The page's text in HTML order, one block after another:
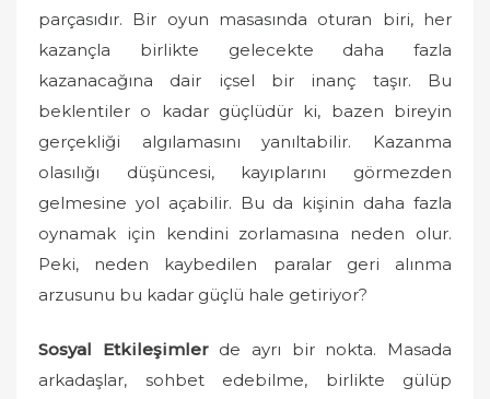
parçasıdır. Bir oyun masasında oturan biri, her
kazançla birlikte gelecekte daha fazla
kazanacağına dair içsel bir inanç taşır. Bu
beklentiler o kadar güçlüdür ki, bazen bireyin
gerçekliği algılamasını yanıltabilir. Kazanma
olasılığı düşüncesi, kayıplarını görmezden
gelmesine yol açabilir. Bu da kişinin daha fazla
oynamak için kendini zorlamasına neden olur.
Peki, neden kaybedilen paralar geri alınma
arzusunu bu kadar güçlü hale getiriyor?
Sosyal Etkileşimlerde ayrı bir nokta. Masada
arkadaşlar, sohbet edebilme, birlikte gülüp